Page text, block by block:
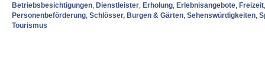
Betriebsbesichtigungen, Dienstleister, Erholung, Erlebnisangebote, Freizeit
Personenbeförderung, Schlösser, Burgen & Gärten, Sehenswürdigkeiten,
Tourismus